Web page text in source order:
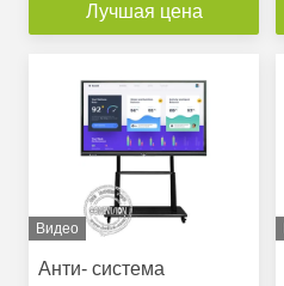
Android PC All In One
Лучшая цена
Видео
Анти- система